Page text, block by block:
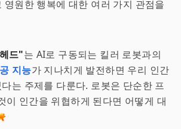
영원한 행복에 대한 여러 가지 관점을
드"는 AI로 구동되는 킬러 로봇과의
지능가 지나치게 발전하면 우리 인간
는 주제를 다룬다. 로봇은 단순한 프
이 인간을 위협하게 된다면 어떻게 대